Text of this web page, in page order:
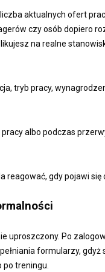
aktualnych ofert
czy osób dopiero
na realne
tryb pracy,
albo podczas
gdy pojawi się
uproszczony. Po
formularzy,
treningu.